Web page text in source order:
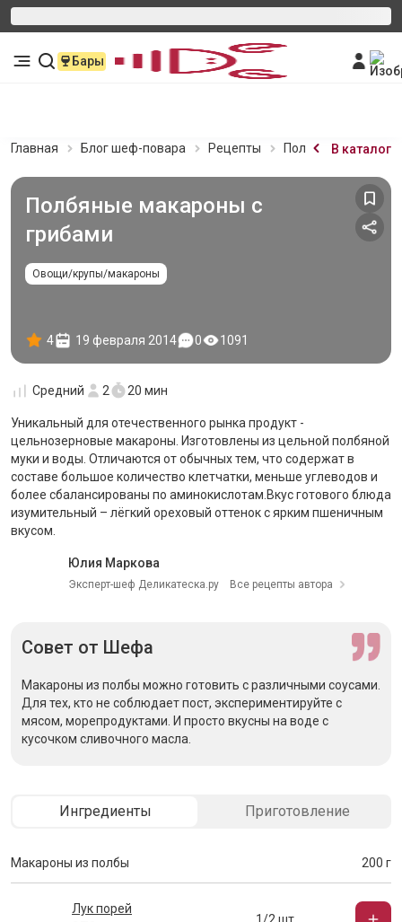
Бары
Главная Блог шеф-повара Рецепты ПолбяныеВ каталог
Полбяные макароны с
грибами
Овощи/крупы/макароны
4 19 февраля 2014 0 1091
Средний 2 20 мин
Уникальный для отечественного рынка продукт -
цельнозерновые макароны. Изготовлены из цельной полбяной
муки и воды. Отличаются от обычных тем, что содержат в
составе большое количество клетчатки, меньше углеводов и
более сбалансированы по аминокислотам.Вкус готового блюда
изумительный – лёгкий ореховый оттенок с ярким пшеничным
вкусом.
Юлия Маркова
Эксперт-шеф Деликатеска.ру Все рецепты автора
Совет от Шефа
Макароны из полбы можно готовить с различными соусами.
Для тех, кто не соблюдает пост, экспериментируйте с
мясом, морепродуктами. И просто вкусны на воде с
кусочком сливочного масла.
Ингредиенты Приготовление
Макароны из полбы 200 г
Лук порей